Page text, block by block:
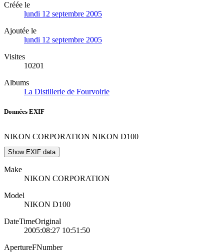
Créée le
lundi 12 septembre 2005
Ajoutée le
lundi 12 septembre 2005
Visites
10201
Albums
La Distillerie de Fourvoirie
Données EXIF
NIKON CORPORATION NIKON D100
Show EXIF data
Make
NIKON CORPORATION
Model
NIKON D100
DateTimeOriginal
2005:08:27 10:51:50
ApertureFNumber